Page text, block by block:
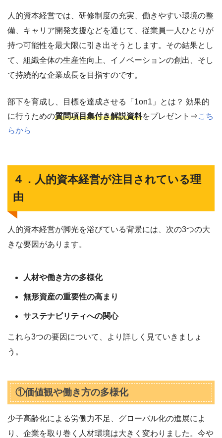
人的資本経営では、研修制度の充実、働きやすい環境の整
備、キャリア開発支援などを通じて、従業員一人ひとりが
持つ可能性を最大限に引き出そうとします。その結果とし
て、組織全体の生産性向上、イノベーションの創出、そし
て持続的な企業成長を目指すのです。
部下を育成し、目標を達成させる「1on1」とは？ 効果的
に行うための質問項目集付き解説資料をプレゼント⇒こち
らから
４．人的資本経営が注目されている理
由
人的資本経営が脚光を浴びている背景には、次の3つの大
きな要因があります。
人材や働き方の多様化
無形資産の重要性の高まり
サステナビリティへの関心
これら3つの要因について、より詳しく見ていきましょ
う。
①価値観や働き方の多様化
少子高齢化による労働力不足、グローバル化の進展によ
り、企業を取り巻く人材環境は大きく変わりました。今や